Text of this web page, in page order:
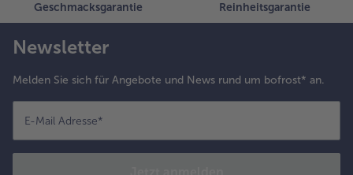
Geschmacksgarantie Reinheitsgarantie
Newsletter
Melden Sie sich für Angebote und News rund um bofrost* an.
E-Mail Adresse*